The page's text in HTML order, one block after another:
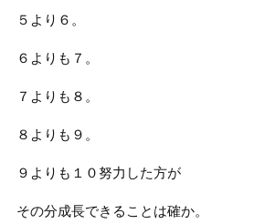
５より６。
６よりも７。
７よりも８。
８よりも９。
９よりも１０努力した方が
その分成長できることは確か。